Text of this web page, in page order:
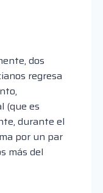
dos
regresa
(que es
durante el
por un par
más del